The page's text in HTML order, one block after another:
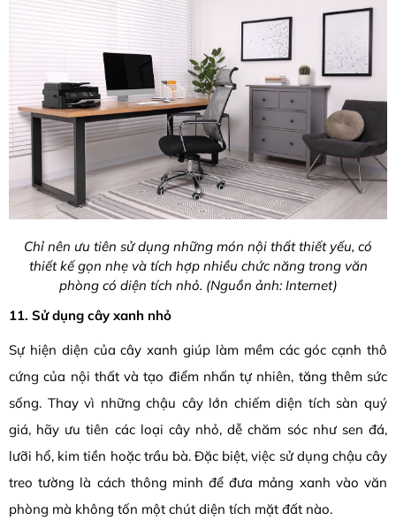
Chỉ nên ưu tiên sử dụng những món nội thất thiết yếu, có
thiết kế gọn nhẹ và tích hợp nhiều chức năng trong văn
phòng có diện tích nhỏ. (Nguồn ảnh: Internet)
11. Sử dụng cây xanh nhỏ
Sự hiện diện của cây xanh giúp làm mềm các góc cạnh thô
cứng của nội thất và tạo điểm nhấn tự nhiên, tăng thêm sức
sống. Thay vì những chậu cây lớn chiếm diện tích sàn quý
giá, hãy ưu tiên các loại cây nhỏ, dễ chăm sóc như sen đá,
lưỡi hổ, kim tiền hoặc trầu bà. Đặc biệt, việc sử dụng chậu cây
treo tường là cách thông minh để đưa mảng xanh vào văn
phòng mà không tốn một chút diện tích mặt đất nào.